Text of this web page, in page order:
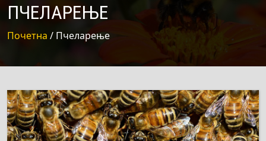
ПЧЕЛАРЕЊЕ
Почетна / Пчеларење